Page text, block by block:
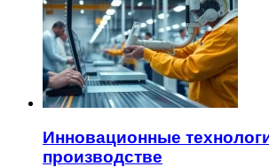
Инновационные
производстве